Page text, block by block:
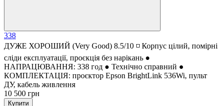
338
ДУЖЕ ХОРОШИЙ (Very Good) 8.5/10 ◽ Корпус цілий, помірні
сліди експлуатації, проєкція без нарікань ●
НАПРАЦЮВАННЯ: 338 год ● Технічно справний ●
КОМПЛЕКТАЦІЯ: проєктор Epson BrightLink 536Wi, пульт
ДУ, кабель живлення
10 500 грн
Купити